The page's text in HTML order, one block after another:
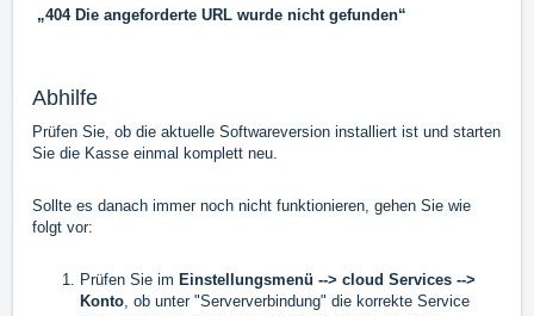
„404 Die angeforderte URL wurde nicht gefunden“
Abhilfe
Prüfen Sie, ob die aktuelle Softwareversion installiert ist und starten
Sie die Kasse einmal komplett neu.
Sollte es danach immer noch nicht funktionieren, gehen Sie wie
folgt vor:
Prüfen Sie im Einstellungsmenü --> cloud Services -->
Konto, ob unter "Serververbindung" die korrekte Service